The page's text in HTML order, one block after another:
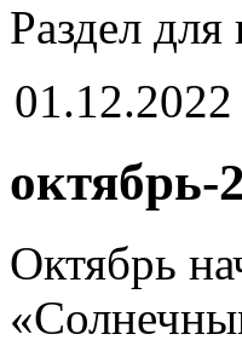
Раздел
01.12.2022
октябрь-
Октябрь